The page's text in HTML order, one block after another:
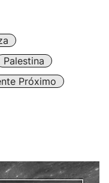
Palestina
Próximo